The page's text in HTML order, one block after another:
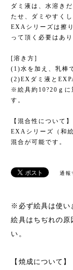
ダミ液は、水溶き
たせ、ダミやすく
EXAシリーズは擦
って頂く必要はあり
[溶き方]
(1)水を加え、乳棒
(2)EXダミ液と
※絵具約10?20ｇに
す。
【混合性について】
EXAシリーズ（和
混合が可能です。
通報
※必ず絵具は使い
絵具はちぢれの原
い。
【焼成について】